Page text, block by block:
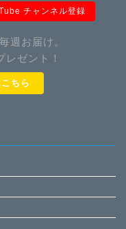
チャンネル登録
週お届け。
レゼント！
ちら